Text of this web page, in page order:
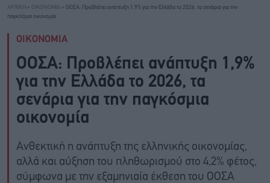
ΑΡΧΙΚΗ » ΟΙΚΟΝΟΜΙΑ » ΟΟΣΑ: Προβλέπει ανάπτυξη 1,9% για την Ελλάδα το 2026, τα σενάρια για την
παγκόσμια οικονομία
ΟΙΚΟΝΟΜΙΑ
ΟΟΣΑ: Προβλέπει ανάπτυξη 1,9%
για την Ελλάδα το 2026, τα
σενάρια για την παγκόσμια
οικονομία
Ανθεκτική η ανάπτυξη της ελληνικής οικονομίας,
αλλά και αύξηση του πληθωρισμού στο 4,2% φέτος,
σύμφωνα με την εξαμηνιαία έκθεση του ΟΟΣΑ